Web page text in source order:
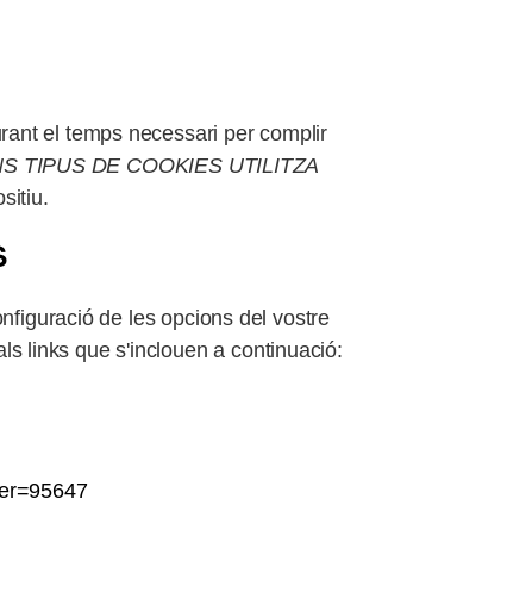
el temps necessari per complir
TIPUS DE COOKIES UTILITZA
de les opcions del vostre
links que s'inclouen a continuació: